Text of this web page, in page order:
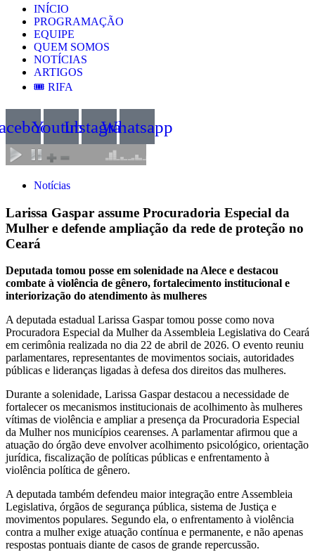
INÍCIO
PROGRAMAÇÃO
EQUIPE
QUEM SOMOS
NOTÍCIAS
ARTIGOS
🎟️ RIFA
YoutubeInstagramWhatsapp
Notícias
Larissa Gaspar assume Procuradoria Especial da
Mulher e defende ampliação da rede de proteção no
Ceará
Deputada tomou posse em solenidade na Alece e destacou
combate à violência de gênero, fortalecimento institucional e
interiorização do atendimento às mulheres
A deputada estadual Larissa Gaspar tomou posse como nova
Procuradora Especial da Mulher da Assembleia Legislativa do Ceará
em cerimônia realizada no dia 22 de abril de 2026. O evento reuniu
parlamentares, representantes de movimentos sociais, autoridades
públicas e lideranças ligadas à defesa dos direitos das mulheres.
Durante a solenidade, Larissa Gaspar destacou a necessidade de
fortalecer os mecanismos institucionais de acolhimento às mulheres
vítimas de violência e ampliar a presença da Procuradoria Especial
da Mulher nos municípios cearenses. A parlamentar afirmou que a
atuação do órgão deve envolver acolhimento psicológico, orientação
jurídica, fiscalização de políticas públicas e enfrentamento à
violência política de gênero.
A deputada também defendeu maior integração entre Assembleia
Legislativa, órgãos de segurança pública, sistema de Justiça e
movimentos populares. Segundo ela, o enfrentamento à violência
contra a mulher exige atuação contínua e permanente, e não apenas
respostas pontuais diante de casos de grande repercussão.